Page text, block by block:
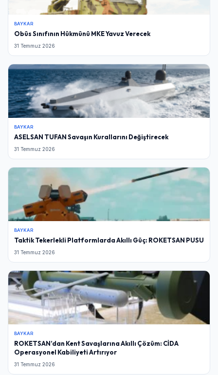
BAYKAR
Obüs Sınıfının Hükmünü MKE Yavuz Verecek
31 Temmuz 2026
BAYKAR
ASELSAN TUFAN Savaşın Kurallarını Değiştirecek
31 Temmuz 2026
BAYKAR
Taktik Tekerlekli Platformlarda Akıllı Güç: ROKETSAN PUSU
31 Temmuz 2026
BAYKAR
ROKETSAN’dan Kent Savaşlarına Akıllı Çözüm: CİDA
Operasyonel Kabiliyeti Artırıyor
31 Temmuz 2026